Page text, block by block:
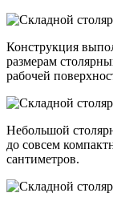
Конструкция
размерам
рабочей
Небольшой
до совсем
сантиметров.